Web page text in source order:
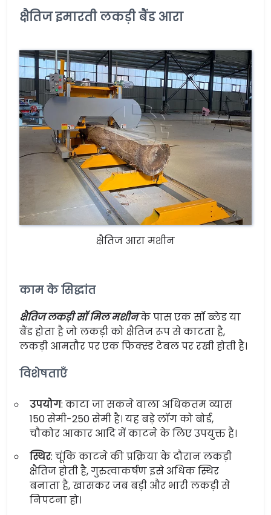
क्षैतिज इमारती लकड़ी बैंड आरा
क्षैतिज आरा मशीन
काम के सिद्धांत
क्षैतिज लकड़ी सॉ मिल मशीनके पास एक सॉ ब्लेड या
बैंड होता है जो लकड़ी को क्षैतिज रूप से काटता है,
लकड़ी आमतौर पर एक फिक्स्ड टेबल पर रखी होती है।
विशेषताएँ
उपयोग: काटा जा सकने वाला अधिकतम व्यास
150 सेमी-250 सेमी है। यह बड़े लॉग को बोर्ड,
चौकोर आकार आदि में काटने के लिए उपयुक्त है।
स्थिर: चूंकि काटने की प्रक्रिया के दौरान लकड़ी
क्षैतिज होती है, गुरुत्वाकर्षण इसे अधिक स्थिर
बनाता है, खासकर जब बड़ी और भारी लकड़ी से
निपटना हो।